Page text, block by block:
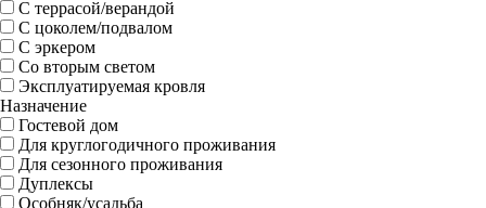
С террасой/верандой
С цоколем/подвалом
С эркером
Со вторым светом
Эксплуатируемая кровля
Назначение
Гостевой дом
Для круглогодичного проживания
Для сезонного проживания
Дуплексы
Особняк/усадьба